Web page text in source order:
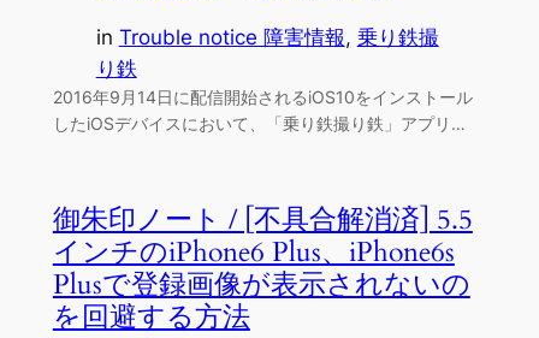
in Trouble notice 障害情報, 乗り鉄撮
り鉄
2016年9月14日に配信開始されるiOS10をインストール
したiOSデバイスにおいて、「乗り鉄撮り鉄」アプリ…
御朱印ノート / [不具合解消済] 5.5
インチのiPhone6 Plus、iPhone6s
Plusで登録画像が表示されないの
を回避する方法